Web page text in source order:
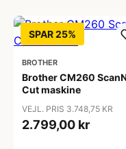
SPAR 25%
BROTHER
Brother CM260
Cut maskine
VEJL. PRIS 3.748,75 KR
2.799,00 kr